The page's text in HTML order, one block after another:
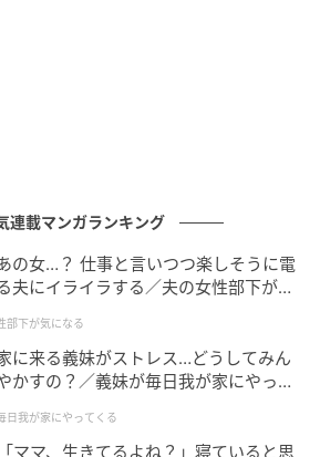
ラックなどDXによる省人化が進ん
化法によって荷主側へのCLO設
を進めています。
ンドの影響
は東京圏が79.8、大阪圏が
です。
連載マンガランキング
の女…？ 仕事と言いつつ楽しそうに電
夫にイライラする／夫の女性部下が気
部下が気になる
に来る義妹がストレス…どうしてみん
かすの？／義妹が毎日我が家にやって
日我が家にやってくる
マ、生きてるよね？」寝ていると思